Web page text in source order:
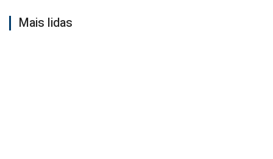
Mais lidas